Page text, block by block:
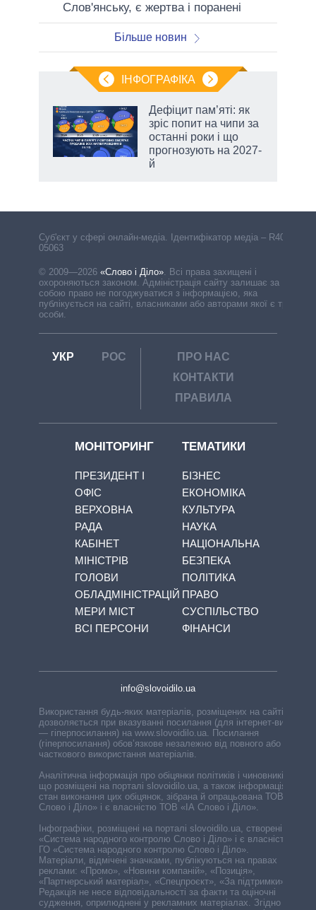
Слов'янську, є жертва і поранені
Більше новин
ІНФОГРАФІКА
Дефіцит пам’яті: як
зріс попит на чипи за
останні роки і що
прогнозують на 2027-
й
Cуб'єкт у сфері онлайн-медіа. Ідентифікатор медіа – R40-
05063
© 2009—2026 «Слово і Діло». Всі права захищені і
охороняються законом. Адміністрація сайту залишає за
собою право не погоджуватися з інформацією, яка
публікується на сайті, власниками або авторами якої є треті
особи.
УКР РОС
ПРО НАС
КОНТАКТИ
ПРАВИЛА
МОНІТОРИНГ
ПРЕЗИДЕНТ І
ОФІС
ВЕРХОВНА
РАДА
КАБІНЕТ
МІНІСТРІВ
ГОЛОВИ
ОБЛАДМІНІСТРАЦІЙ
МЕРИ МІСТ
ВСІ ПЕРСОНИ
ТЕМАТИКИ
БІЗНЕС
ЕКОНОМІКА
КУЛЬТУРА
НАУКА
НАЦІОНАЛЬНА
БЕЗПЕКА
ПОЛІТИКА
ПРАВО
СУСПІЛЬСТВО
ФІНАНСИ
info@slovoidilo.ua
Використання будь-яких матеріалів, розміщених на сайті,
дозволяється при вказуванні посилання (для інтернет-видань
— гіперпосилання) на www.slovoidilo.ua. Посилання
(гіперпосилання) обов’язкове незалежно від повного або
часткового використання матеріалів.
Аналітична інформація про обіцянки політиків і чиновників,
що розміщені на порталі slovoidilo.ua, а також інформація про
стан виконання цих обіцянок, зібрана й опрацьована ТОВ «ІА
Слово і Діло» і є власністю ТОВ «ІА Слово і Діло».
Інфографіки, розміщені на порталі slovoidilo.ua, створені ГО
«Система народного контролю Слово і Діло» і є власністю
ГО «Система народного контролю Слово і Діло».
Матеріали, відмічені значками, публікуються на правах
реклами: «Промо», «Новини компаній», «Позиція»,
«Партнерський матеріал», «Спецпроєкт», «За підтримки».
Редакція не несе відповідальності за факти та оціночні
судження, оприлюднені у рекламних матеріалах. Згідно з